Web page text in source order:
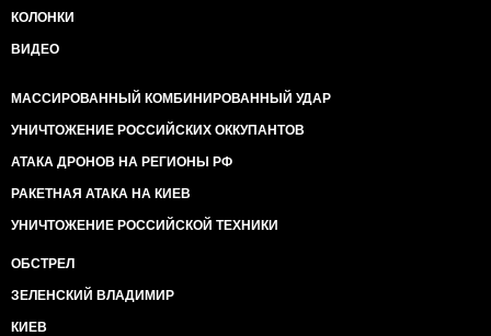
КОЛОНКИ
ВИДЕО
МАССИРОВАННЫЙ КОМБИНИРОВАННЫЙ УДАР
УНИЧТОЖЕНИЕ РОССИЙСКИХ ОККУПАНТОВ
АТАКА ДРОНОВ НА РЕГИОНЫ РФ
РАКЕТНАЯ АТАКА НА КИЕВ
УНИЧТОЖЕНИЕ РОССИЙСКОЙ ТЕХНИКИ
ОБСТРЕЛ
ЗЕЛЕНСКИЙ ВЛАДИМИР
КИЕВ